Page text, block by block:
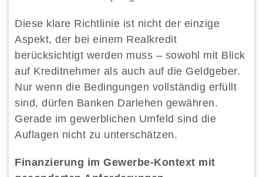
Diese klare Richtlinie ist nicht der einzige
Aspekt, der bei einem Realkredit
berücksichtigt werden muss – sowohl mit Blick
auf Kreditnehmer als auch auf die Geldgeber.
Nur wenn die Bedingungen vollständig erfüllt
sind, dürfen Banken Darlehen gewähren.
Gerade im gewerblichen Umfeld sind die
Auflagen nicht zu unterschätzen.
Finanzierung im Gewerbe-Kontext mit